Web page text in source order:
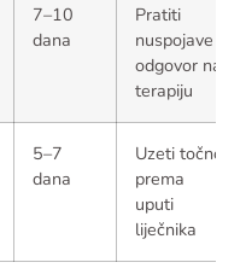
7–10
dana
Pratiti
nuspojave i
odgovor na
terapiju
5–7
dana
Uzeti točno
prema
uputi
liječnika